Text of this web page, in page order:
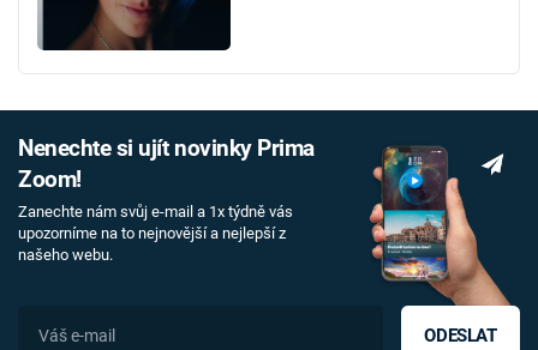
Nenechte si ujít novinky Prima
Zoom!
Zanechte nám svůj e-mail a 1x týdně vás
upozorníme na to nejnovější a nejlepší z
našeho webu.
ODESLAT